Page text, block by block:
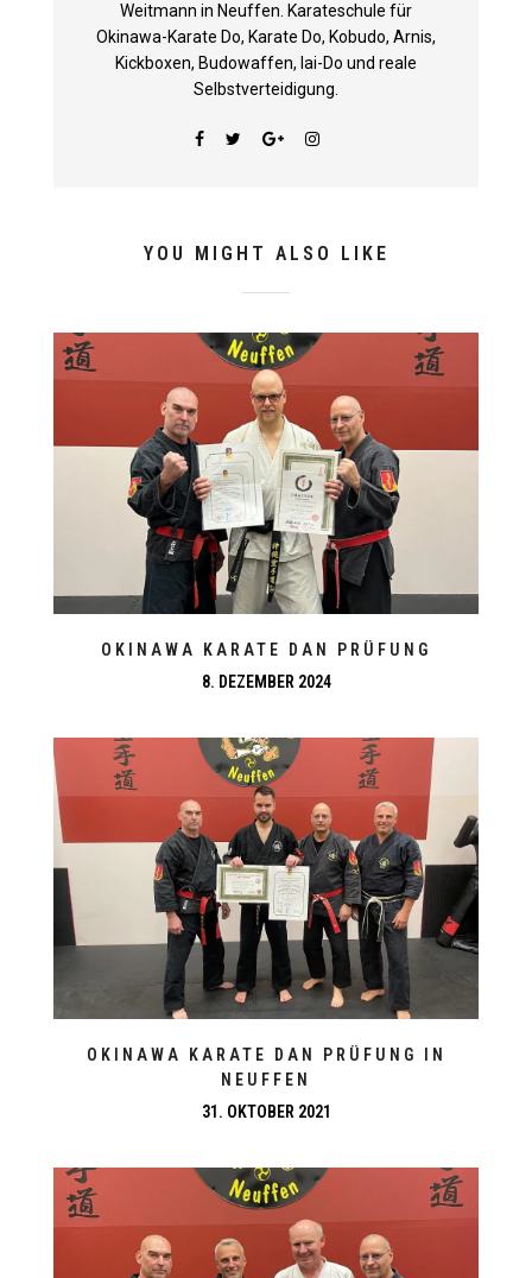
Weitmann in Neuffen. Karateschule für
Okinawa-Karate Do, Karate Do, Kobudo, Arnis,
Kickboxen, Budowaffen, Iai-Do und reale
Selbstverteidigung.
YOU MIGHT ALSO LIKE
OKINAWA KARATE DAN PRÜFUNG
8. DEZEMBER 2024
OKINAWA KARATE DAN PRÜFUNG IN
NEUFFEN
31. OKTOBER 2021